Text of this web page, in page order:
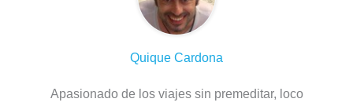
Quique Cardona
Apasionado de los viajes sin premeditar, loco